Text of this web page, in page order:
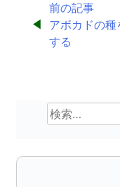
稿
シ
前の記事
アボカドの種
する
検
索: